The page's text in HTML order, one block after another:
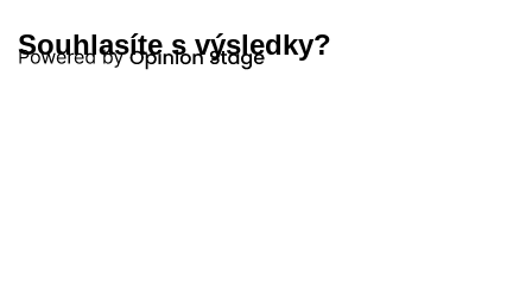
Souhlasíte s výsledky?